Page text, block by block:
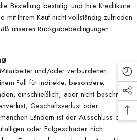
Bestellung bestätigt und Ihre Kreditkarte
mit Ihrem Kauf nicht vollständig zufrieden
unseren Rückgabebedingungen
und/oder verbundenen
Fall für indirekte, besondere,
einschließlich, aber nicht beschränkt
Geschäftsverlust oder
Ländern ist der Ausschluss oder
oder Folgeschäden nicht